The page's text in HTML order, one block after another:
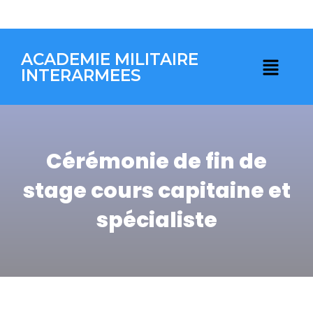
ACADEMIE MILITAIRE
INTERARMEES
Cérémonie de fin de
stage cours capitaine et
spécialiste